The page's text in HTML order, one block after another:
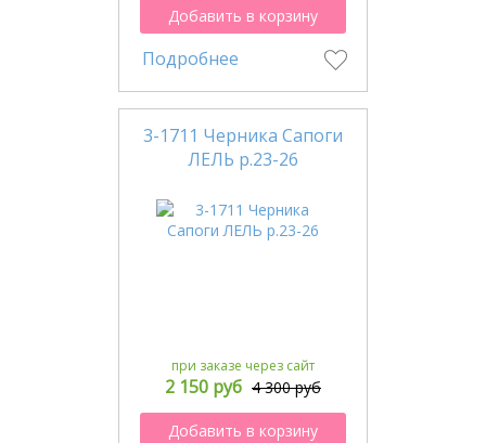
Добавить в корзину
Подробнее
3-1711 Черника Сапоги
ЛЕЛЬ р.23-26
при заказе через сайт
2 150 руб 4 300 руб
Добавить в корзину